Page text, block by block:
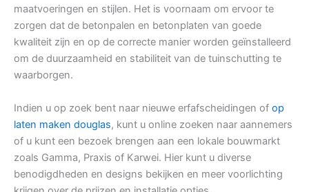
maatvoeringen en stijlen. Het is voornaam om ervoor te
zorgen dat de betonpalen en betonplaten van goede
kwaliteit zijn en op de correcte manier worden geïnstalleerd
om de duurzaamheid en stabiliteit van de tuinschutting te
waarborgen.
Indien u op zoek bent naar nieuwe erfafscheidingen of op
laten maken douglas, kunt u online zoeken naar aannemers
of u kunt een bezoek brengen aan een lokale bouwmarkt
zoals Gamma, Praxis of Karwei. Hier kunt u diverse
benodigdheden en designs bekijken en meer voorlichting